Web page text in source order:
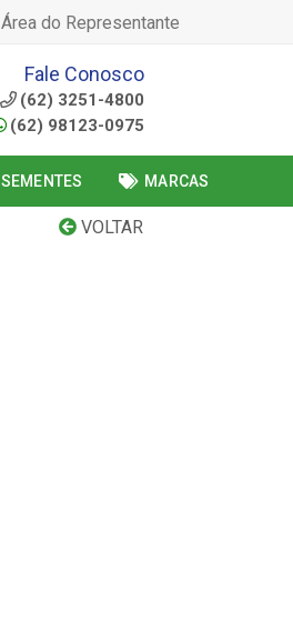
Área do Representante
Fale Conosco
(62) 3251-4800
(62) 98123-0975
SEMENTES MARCAS
VOLTAR